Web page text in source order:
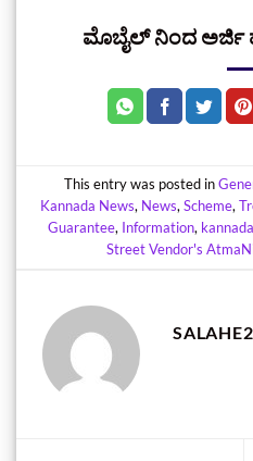
ಮೊಬೈಲ್‌ ನಿಂದ ಅರ್ಜಿ
This entry was posted in
Kannada News, News, Scheme,
Guarantee, Information, kannada
Street Vendor's